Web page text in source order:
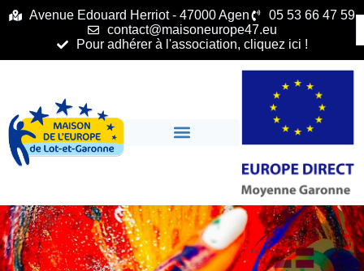
principalAvenue Edouard Herriot - 47000 Agen
05 53 66 47 59
contact@maisoneurope47.eu
Pour adhérer à l'association, cliquez ici !